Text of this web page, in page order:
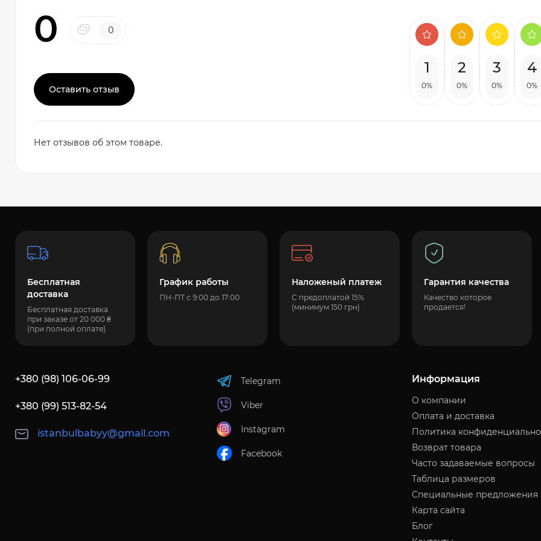
0 0
Оставить отзыв
1
0%
2
0%
3
0%
4
0%
Нет отзывов об этом товаре.
Бесплатная
доставка
Бесплатная доставка
при заказе от 20 000 ₴
(при полной оплате)
График работы
ПН-ПТ с 9:00 до 17:00
Наложеный платеж
С предоплатой 15%
(минимум 150 грн)
Гарантия качества
Качество которое
продается!
+380 (98) 106-06-99
+380 (99) 513-82-54
istanbulbabyy@gmail.com
Telegram
Viber
Instagram
Facebook
Информация
О компании
Оплата и доставка
Политика
Возврат товара
Часто задаваемые вопросы
Таблица размеров
Специальные предложения
Карта сайта
Блог